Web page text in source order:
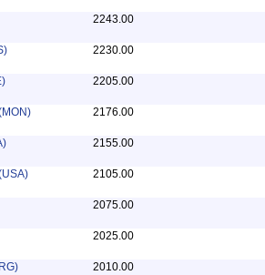
2243.00
2230.00
2205.00
2176.00
2155.00
2105.00
2075.00
2025.00
2010.00